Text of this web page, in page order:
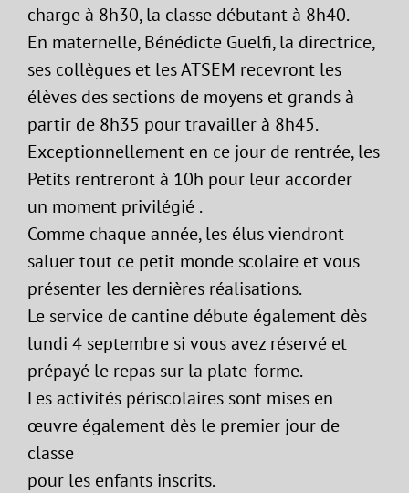
charge à 8h30, la classe débutant à 8h40.
En maternelle, Bénédicte Guelfi, la directrice,
ses collègues et les ATSEM recevront les
élèves des sections de moyens et grands à
partir de 8h35 pour travailler à 8h45.
Exceptionnellement en ce jour de rentrée, les
Petits rentreront à 10h pour leur accorder
un moment privilégié .
Comme chaque année, les élus viendront
saluer tout ce petit monde scolaire et vous
présenter les dernières réalisations.
Le service de cantine débute également dès
lundi 4 septembre si vous avez réservé et
prépayé le repas sur la plate-forme.
Les activités périscolaires sont mises en
œuvre également dès le premier jour de
classe
pour les enfants inscrits.